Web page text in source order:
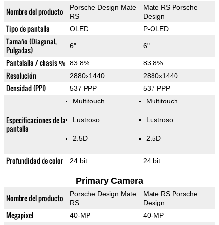
Nombre del producto
Porsche Design Mate
RS
Mate RS Porsche
Design
Tipo de pantalla OLED P-OLED
Tamaño (Diagonal,
Pulgadas)
6" 6"
Pantalalla / chasis % 83.8% 83.8%
Resolución 2880x1440 2880x1440
Densidad (PPI) 537 PPP 537 PPP
Especificaciones de la
pantalla
Multitouch
Lustroso
2.5D
Multitouch
Lustroso
2.5D
Profundidad de color 24 bit 24 bit
Primary Camera
Nombre del producto
Porsche Design Mate
RS
Mate RS Porsche
Design
Megapixel 40-MP 40-MP